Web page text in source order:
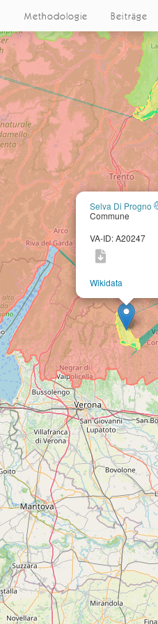
Methodologie Beiträge
Selva Di Progno
Commune
VA-ID: A20247
Wikidata